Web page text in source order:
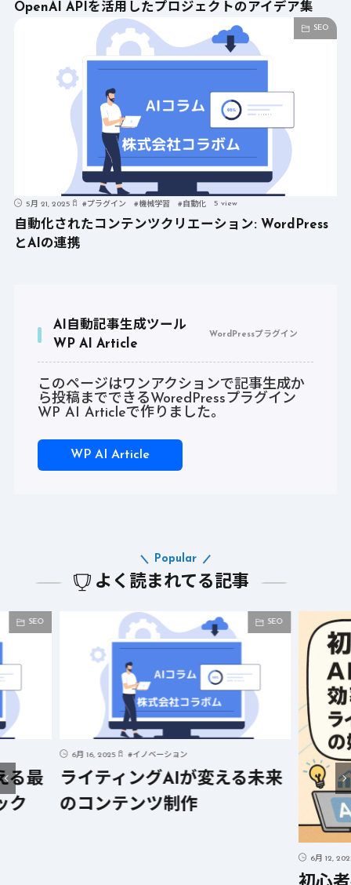
OpenAI APIを活用したプロジェクトのアイデア集
SEO
5月 21, 2025 #プラグイン #機械学習 #自動化 5 view
自動化されたコンテンツクリエーション: WordPress
とAIの連携
AI自動記事生成ツール
WP AI Article
WordPressプラグイン
このページはワンアクションで記事生成か
ら投稿までできるWoredPressプラグイン
WP AI Articleで作りました。
WP AI Article
よく読まれてる記事
Popular
SEO
る最
ク
SEO
6月 16, 2025 #イノベーション
ライティングAIが変える未来
のコンテンツ制作
6月 12,